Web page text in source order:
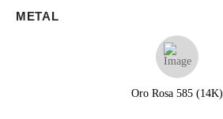
METAL
Oro Rosa 585 (14K)